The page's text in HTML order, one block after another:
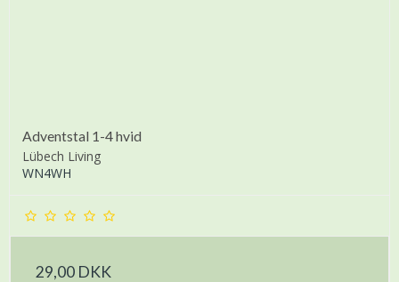
Adventstal 1-4 hvid
Lübech Living
WN4WH
29,00 DKK